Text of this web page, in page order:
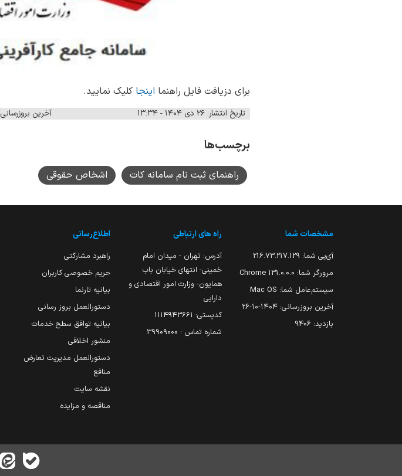
برای دزیافت فایل راهنما اینجاکلیک نمایید.
تاریخ انتشار: ۲۶ دی ۱۴۰۴ - ۱۳:۳۴ آخرین بروزرسانی: ۲۶ دی ۱۴۰۴ -
برچسب‌ها
راهنمای ثبت نام سامانه کات اشخاص حقوقی
مشخصات شما
آی‌پی شما: 216.73.217.129
مرورگر شما: 131.0.0.0 Chrome
سیستم‌عامل شما: Mac OS
آخرین بروزرسانی: ۱۴۰۴-۱۰-۲۶
بازدید: 9406
راه های ارتباطی
آدرس: تهران - میدان امام
خمینی- انتهای خیابان باب
همایون- وزارت امور اقتصادی و
دارایی
کدپستی: ۱۱۱۴۹۴۳۶۶۱
شماره تماس : 39909000
اطلاع‌رسانی
راهبرد مشارکتی
حریم خصوصی کاربران
بیانیه تارنما
دستورالعمل بروز رسانی
بیانیه توافق سطح خدمات
منشور اخلاقی
دستورالعمل مدیریت تعارض
منافع
نقشه سایت
مناقصه و مزایده